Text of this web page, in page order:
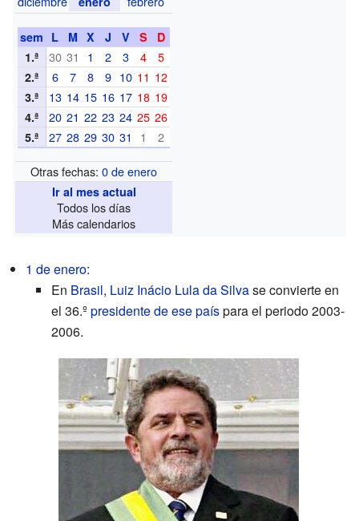
sem L M X J V S
D
1.ª
30 31 1 2 3 4 5
2.ª 6 7 8 9 10 11 12
3.ª 13 14 15 16 17 18 19
4.ª 20 21 22 23 24 25 26
5.ª 27 28 29 30 31 1 2
Otras fechas:0 de enero
Ir al mes actual
Todos los días
Más calendarios
1 de enero:
En Brasil, Luiz Inácio Lula da Silvase convierte en
el 36.ºpresidente de ese paíspara el periodo 2003-
2006.